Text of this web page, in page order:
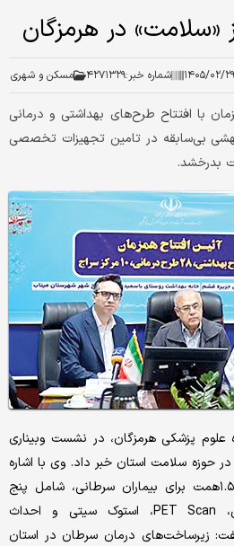
«سلامت» در هرمزگان
۱۴۰۵/۰۲/۲۹ شماره خبر:۴۲۷۱۳۲۹ مسکن و شهری
با افتتاح طرح‌های بهداشتی و درمانی
بی‌سابقه در تامین تجهیزات تخصصی
بدرخشد.
علوم پزشکی هرمزگان، در نشست وبیناری
حوزه سلامت استان خبر داد. وی با اشاره
به تامین تجهیزاتی به ارزش ۱.۵همت برای بیماران سرطانی، شامل پنج
دستگاه ماموگرافی، رادیوتراپی، PET Scan، استوک سیتی و احداث
زیرساخت‌های درمان سرطان در استان